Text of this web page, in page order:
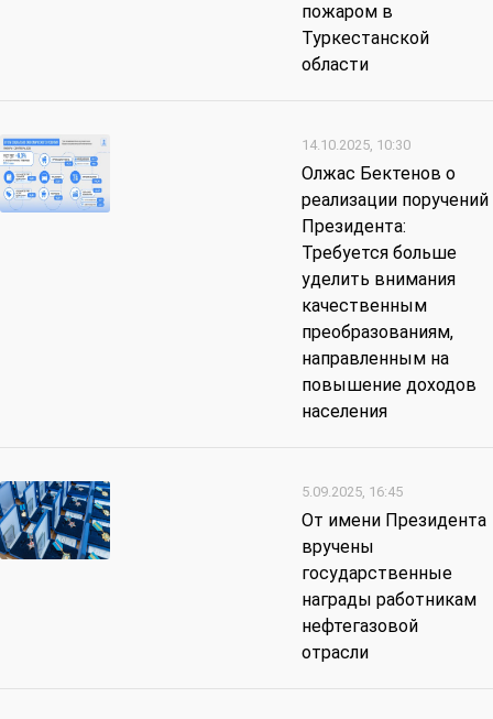
пожаром в
Туркестанской
области
14.10.2025, 10:30
Олжас Бектенов о
реализации поручений
Президента:
Требуется больше
уделить внимания
качественным
преобразованиям,
направленным на
повышение доходов
населения
5.09.2025, 16:45
От имени Президента
вручены
государственные
награды работникам
нефтегазовой
отрасли